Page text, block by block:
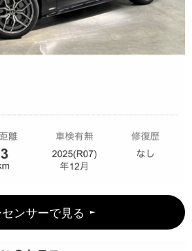
ンサーで見る